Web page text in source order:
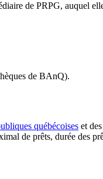
de PRPG, auquel
de BAnQ).
québécoises et
de prêts, durée des